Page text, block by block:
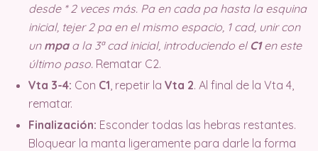
desde * 2 veces más. Pa en cada pa hasta la esquina
inicial, tejer 2 pa en el mismo espacio, 1 cad, unir con
un mpaa la 3ª cad inicial, introduciendo el C1en este
último paso. Rematar C2.
Vta 3-4: Con C1 , repetir la Vta 2. Al final de la Vta 4,
rematar.
Finalización: Esconder todas las hebras restantes.
Bloquear la manta ligeramente para darle la forma